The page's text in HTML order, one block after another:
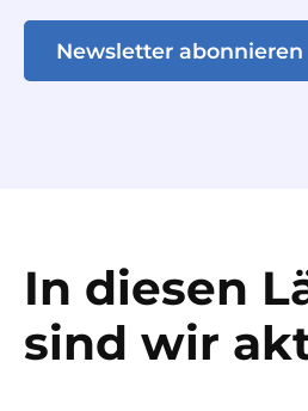
Newsletter abonnieren
In diesen
sind wir